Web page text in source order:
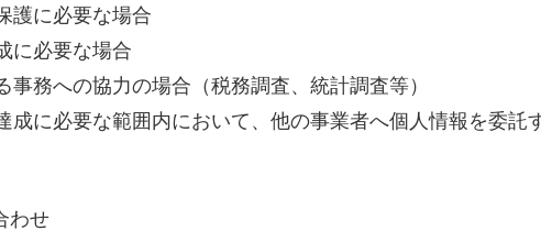
護に必要な場合
に必要な場合
事務への協力の場合（税務調査、統計調査等）
成に必要な範囲内において、他の事業者へ個人情報を委託
わせ